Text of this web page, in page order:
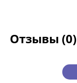
Отзывы (0)